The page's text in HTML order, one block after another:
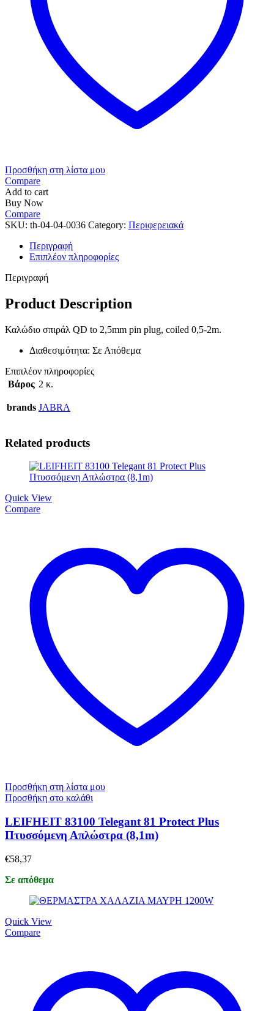
Προσθήκη στη λίστα μου
Compare
Add to cart
Buy Now
Compare
SKU: th-04-04-0036 Category: Περιφερειακά
Περιγραφή
Επιπλέον πληροφορίες
Περιγραφή
Product Description
Καλώδιο σπιράλ QD to 2,5mm pin plug, coiled 0,5-2m.
Διαθεσιμότητα: Σε Απόθεμα
Επιπλέον πληροφορίες
Βάρος 2 κ.
brands JABRA
Related products
Quick View
Compare
Προσθήκη στη λίστα μου
Προσθήκη στο καλάθι
LEIFHEIT 83100 Telegant 81 Protect Plus
Πτυσσόμενη Απλώστρα (8,1m)
€58,37
Σε απόθεμα
Quick View
Compare